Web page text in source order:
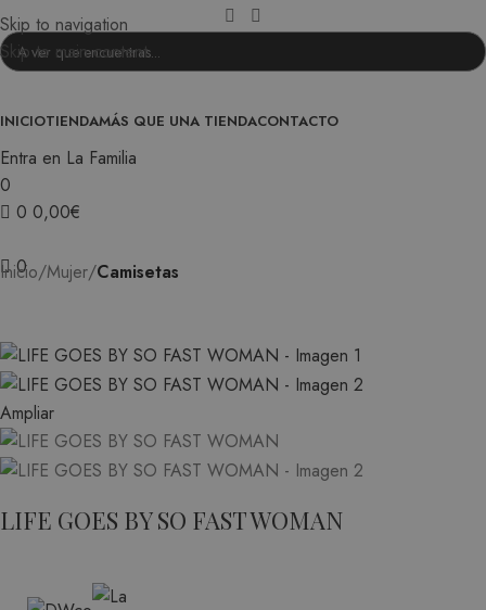
Skip to navigation
Skip to main content
INICIOTIENDAMÁS QUE UNA TIENDACONTACTO
Entra en La Familia
0
0 0,00€
0
Inicio Mujer Camisetas
Ampliar
LIFE GOES BY SO FAST WOMAN